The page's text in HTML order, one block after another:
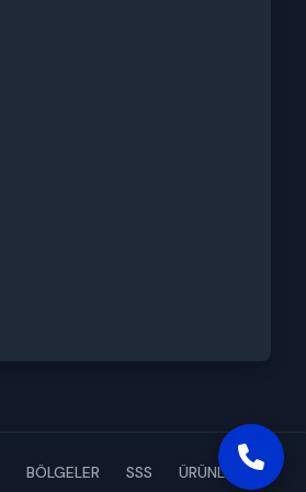
BÖLGELER SSS ÜRÜNLERİMİZ